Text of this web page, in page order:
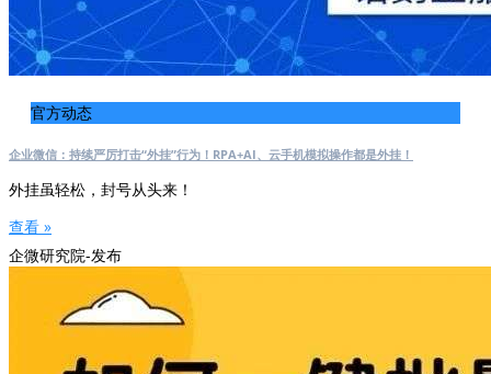
官方动态
企业微信：持续严厉打击“外挂”行为！RPA+AI、云手机模拟操作都是外挂！
外挂虽轻松，封号从头来！
查看 »
企微研究院-发布